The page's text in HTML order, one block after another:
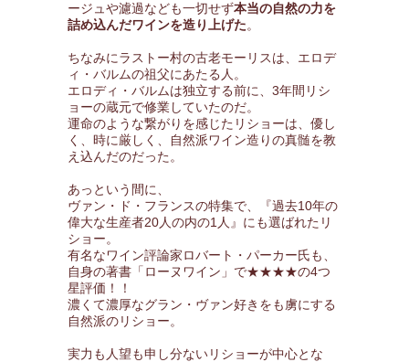
ージュや濾過なども一切せず本当の自然の力を
詰め込んだワインを造り上げた。
ちなみにラストー村の古老モーリスは、エロデ
ィ・バルムの祖父にあたる人。
エロディ・バルムは独立する前に、3年間リシ
ョーの蔵元で修業していたのだ。
運命のような繋がりを感じたリショーは、優し
く、時に厳しく、自然派ワイン造りの真髄を教
え込んだのだった。
あっという間に、
ヴァン・ド・フランスの特集で、『過去10年の
偉大な生産者20人の内の1人』にも選ばれたリ
ショー。
有名なワイン評論家ロバート・パーカー氏も、
自身の著書「ローヌワイン」で★★★★の4つ
星評価！！
濃くて濃厚なグラン・ヴァン好きをも虜にする
自然派のリショー。
実力も人望も申し分ないリショーが中心とな